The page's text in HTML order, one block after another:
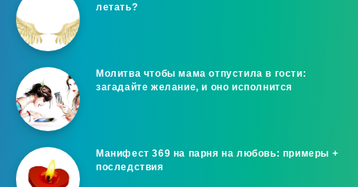
летать?
Молитва чтобы мама отпустила в гости:
загадайте желание, и оно исполнится
Манифест 369 на парня на любовь: примеры +
последствия